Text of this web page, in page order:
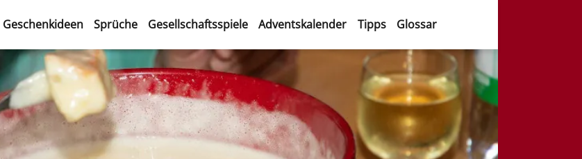
Geschenkideen Sprüche Gesellschaftsspiele Adventskalender Tipps Glossar